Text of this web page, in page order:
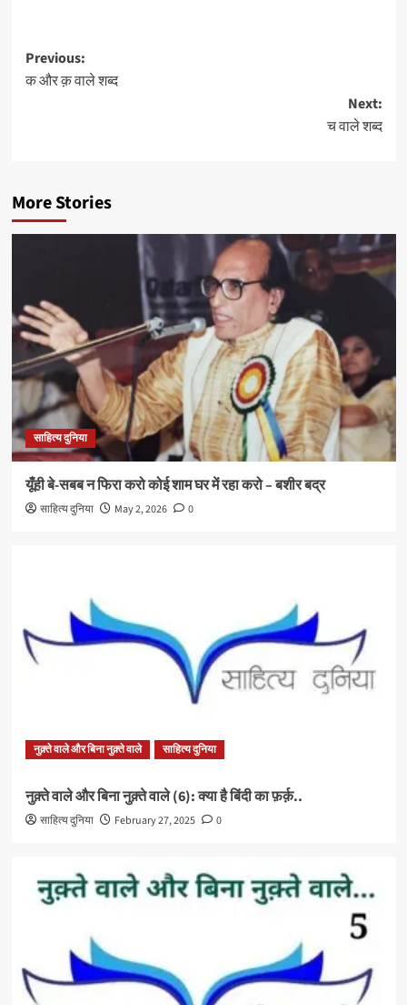
Post
navigation
Previous:
क और क़ वाले शब्द
Next:
च वाले शब्द
More Stories
साहित्य दुनिया
यूँही बे-सबब न फिरा करो कोई शाम घर में रहा करो – बशीर बद्र
साहित्य दुनिया May 2, 2026 0
नुक़्ते वाले और बिना नुक़्ते वाले साहित्य दुनिया
नुक़्ते वाले और बिना नुक़्ते वाले (6): क्या है बिंदी का फ़र्क़..
साहित्य दुनिया February 27, 2025 0